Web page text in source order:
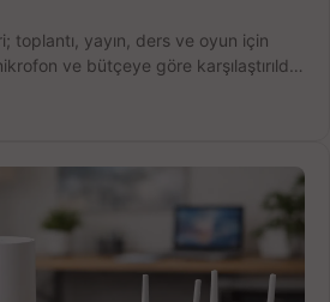
toplantı, yayın, ders ve oyun için
ve bütçeye göre karşılaştırıldı.